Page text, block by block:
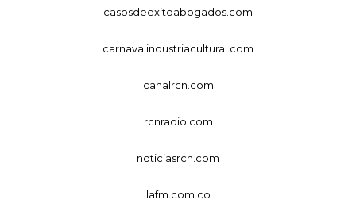
casosdeexitoabogados.com
carnavalindustriacultural.com
canalrcn.com
rcnradio.com
noticiasrcn.com
lafm.com.co